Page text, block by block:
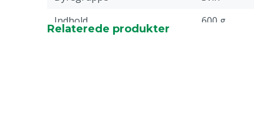
Indhold
600 g
Relaterede produkter